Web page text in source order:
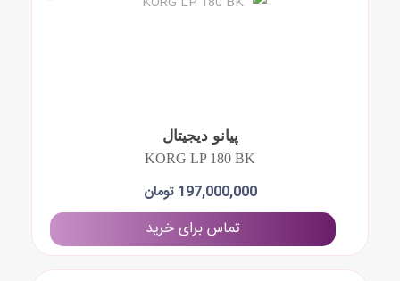
پیانو دیجیتال
KORG LP 180 BK
197,000,000 تومان
تماس برای خرید